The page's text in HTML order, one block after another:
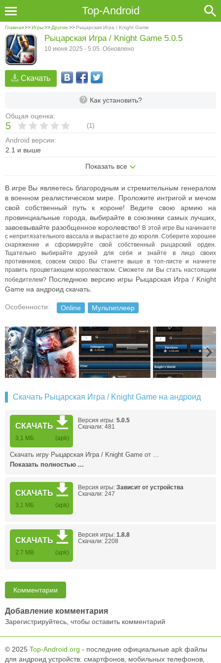
Top-Android
Главная>>Игры>> Другие >> Рыцарская Игра / Knight Game
Скачать
Как установить?
Общая оценка:
5 (1)
Android версии:
2.1 и выше
Показать все
Рыцарская Игра / Knight Game 5.0.5
10 июня 2025 - 5:05. Обновлено
В игре Вы являетесь благородным и стремительным генералом
в военном реалистическом мире. Проложите интригой и мечом
свой собственный путь к короне! Ведите свою армию на
провинциальные города, выбирайте в союзники самых лучших,
завоевывайте разобщенное королевство! В этой игре Вы начинаете
с непритязательного вассала и вырастаете до короля. Соберите хорошее
снаряжение и сформируйте свой собственный рыцарский орден.
Тщательно выбирайте друзей для себя и знайте в лицо своих
противников, совсем скоро Вы станете выше в топ-листе и начнете
править процветающим королевством.Сможете ли Вы стать настоящим
победителем? Последнюю версию игры Рыцарская Игра / Knight
Game на андроид скачать.
Особенности: Online Мультиплеер
Скачать Рыцарская Игра / Knight Game на андроид
СКАЧАТЬ
3,1 МБ (apk)
Версия игры: 5.0.5
Скачали: 481
Скачать игру Рыцарская Игра / Knight Game от …
Показать полностью ...
СКАЧАТЬ
3,1 МБ (apk)
Версия игры: Зависит от устройства
Скачали: 247
СКАЧАТЬ
2.7 MB (apk)
Версия игры: 1.8.8
Скачали: 2208
Комментарии
Добавление комментария
Зарегистрируйтесь, чтобы оставить комментарий
© 2025 Top-Android.org - последние официальные apk файлы
для андроид устройств: смартфонов, мобильных телефонов,